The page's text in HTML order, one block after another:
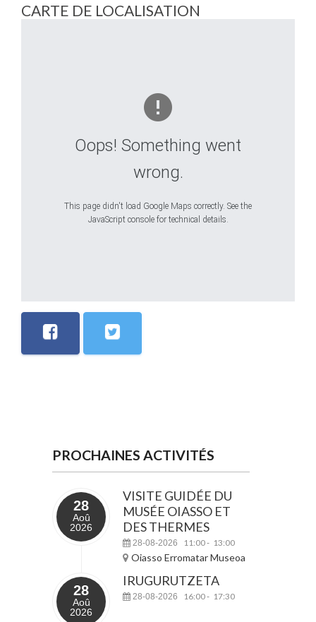
CARTE DE LOCALISATION
Oops! Something went
wrong.
This page didn't load Google Maps correctly. See the
JavaScript console for technical details.
PROCHAINES ACTIVITÉS
28
Aoû
2026
VISITE GUIDÉE DU
MUSÉE OIASSO ET
DES THERMES
28-08-2026 11:00- 13:00
Oiasso Erromatar Museoa
28
Aoû
2026
IRUGURUTZETA
28-08-2026 16:00- 17:30